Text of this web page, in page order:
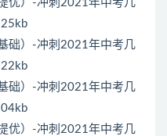
优）-冲刺2021年中考几
础）-冲刺2021年中考几
础）-冲刺2021年中考几
优）-冲刺2021年中考几